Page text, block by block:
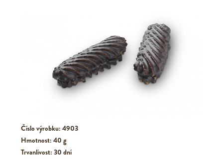
Číslo výrobku: 4903
Hmotnost: 40 g
Trvanlivost: 30 dní